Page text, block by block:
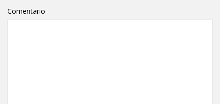
Comentario